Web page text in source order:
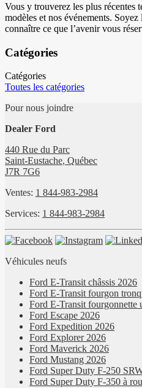
Vous y trouverez les plus récentes
modèles et nos événements.
connaître ce que l’avenir vous
Catégories
Catégories
Toutes les catégories
Pour nous joindre
Dealer Ford
440 Rue du Parc
Saint-Eustache, Québec
J7R 7G6
Ventes: 1 844-983-2984
Services: 1 844-983-2984
Véhicules neufs
Ford E-Transit châssis 2026
Ford E-Transit fourgon
Ford E-Transit fourgonnette
Ford Escape 2026
Ford Expedition 2026
Ford Explorer 2026
Ford Maverick 2026
Ford Mustang 2026
Ford Super Duty F-250
Ford Super Duty F-350 à